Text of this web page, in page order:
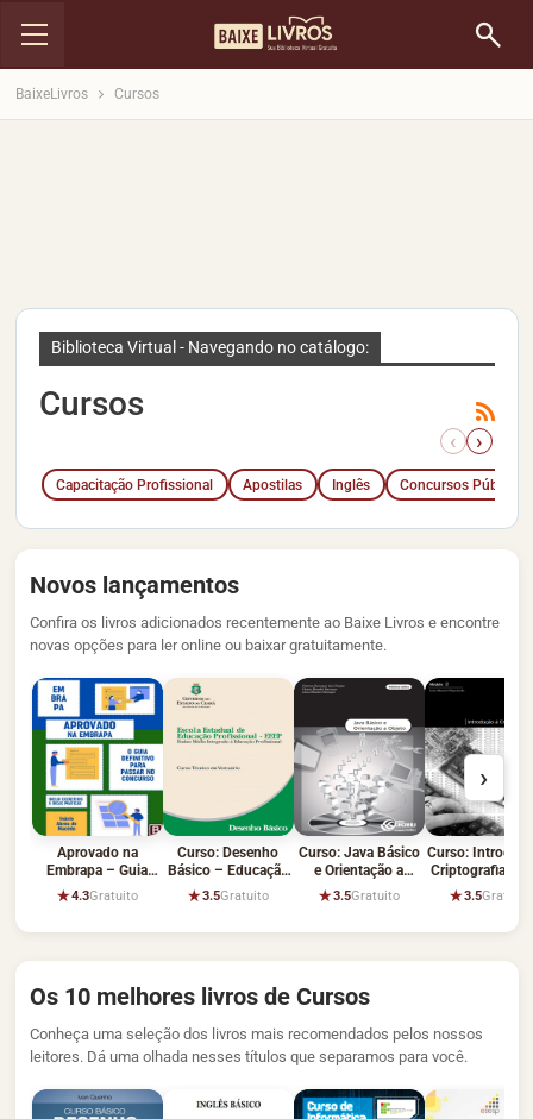
BaixeLivros Cursos
Biblioteca Virtual - Navegando no catálogo:
Cursos
‹ ›
Capacitação Profissional Apostilas Inglês Concursos Públicos
Novos lançamentos
Confira os livros adicionados recentemente ao Baixe Livros e encontre
novas opções para ler online ou baixar gratuitamente.
Aprovado na
Embrapa – Guia
Completo
★4.3Gratuito
Curso: Desenho
Básico – Educação
Profissional
★3.5Gratuito
Curso: Java Básico
e Orientação a
Objeto – Clayton
Escouper
★3.5Gratuito
Curso:
Criptografia –
Manoel
★3.5Gratuito
›
Os 10 melhores livros de Cursos
Conheça uma seleção dos livros mais recomendados pelos nossos
leitores. Dá uma olhada nesses títulos que separamos para você.